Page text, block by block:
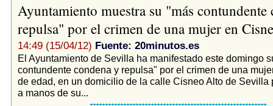
Ayuntamiento muestra su "más contundente
repulsa" por el crimen de una mujer en
14:49 (15/04/12) Fuente: 20minutos.es
El Ayuntamiento de Sevilla ha manifestado este domingo
contundente condena y repulsa" por el crimen de una
de edad, en un domicilio de la calle Cisneo Alto de Sevilla
a manos de su...